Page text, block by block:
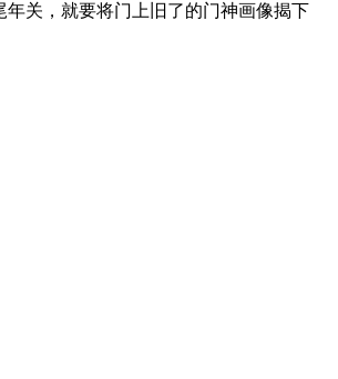
关，就要将门上旧了的门神画像揭下